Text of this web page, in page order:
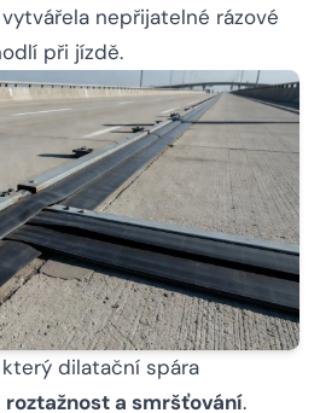
nepřijatelné rázové
při jízdě.
dilatační spára
a smršťování.